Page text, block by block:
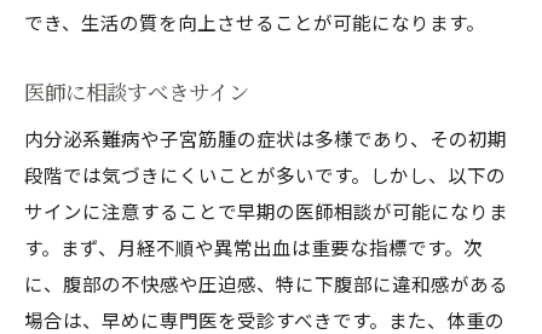
研究が示す最新の関連性
周囲の理解とサポート
内分泌系難病を抱える女性のための健康診断の
重要性
定期診断で得られる安心
診断で見つかる潜在的リスク
健康診断における新しい技術
でき、生活の質を向上させることが可能になります。
医師に相談すべきサイン
内分泌系難病や子宮筋腫の症状は多様であり、その初期
段階では気づきにくいことが多いです。しかし、以下の
サインに注意することで早期の医師相談が可能になりま
す。まず、月経不順や異常出血は重要な指標です。次
に、腹部の不快感や圧迫感、特に下腹部に違和感がある
場合は、早めに専門医を受診すべきです。また、体重の